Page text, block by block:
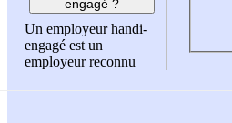
engagé ?
Un employeur handi-
engagé est un
employeur reconnu